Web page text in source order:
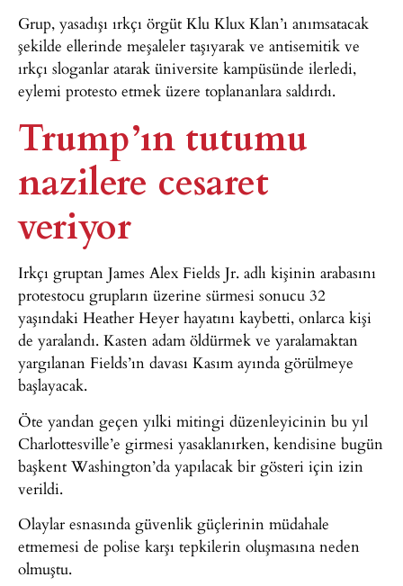
Grup, yasadışı ırkçı örgüt Klu Klux Klan’ı anımsatacak
şekilde ellerinde meşaleler taşıyarak ve antisemitik ve
ırkçı sloganlar atarak üniversite kampüsünde ilerledi,
eylemi protesto etmek üzere toplananlara saldırdı.
Trump’ın tutumu
nazilere cesaret
veriyor
Irkçı gruptan James Alex Fields Jr. adlı kişinin arabasını
protestocu grupların üzerine sürmesi sonucu 32
yaşındaki Heather Heyer hayatını kaybetti, onlarca kişi
de yaralandı. Kasten adam öldürmek ve yaralamaktan
yargılanan Fields’ın davası Kasım ayında görülmeye
başlayacak.
Öte yandan geçen yılki mitingi düzenleyicinin bu yıl
Charlottesville’e girmesi yasaklanırken, kendisine bugün
başkent Washington’da yapılacak bir gösteri için izin
verildi.
Olaylar esnasında güvenlik güçlerinin müdahale
etmemesi de polise karşı tepkilerin oluşmasına neden
olmuştu.